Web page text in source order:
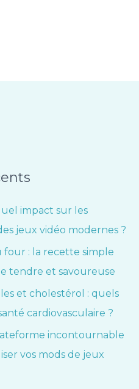
impact sur les
jeux vidéo modernes ?
four : la recette simple
tendre et savoureuse
et cholestérol : quels
cardiovasculaire ?
incontournable
vos mods de jeux